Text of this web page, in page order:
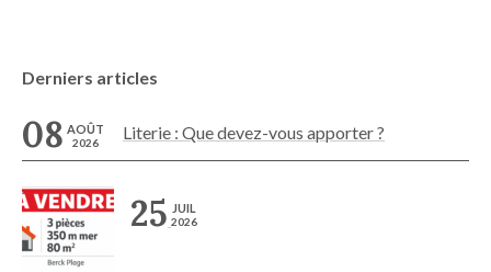
Derniers articles
08 AOÛT
2026 Literie : Que devez-vous apporter ?
25 JUIL
2026